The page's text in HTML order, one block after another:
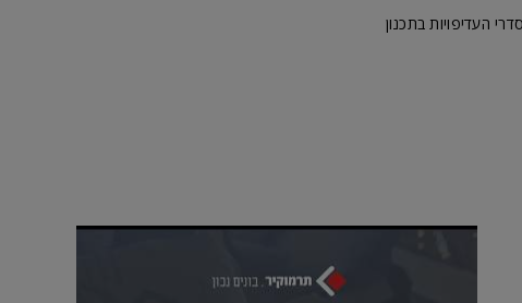
העדיפויות בתכנון